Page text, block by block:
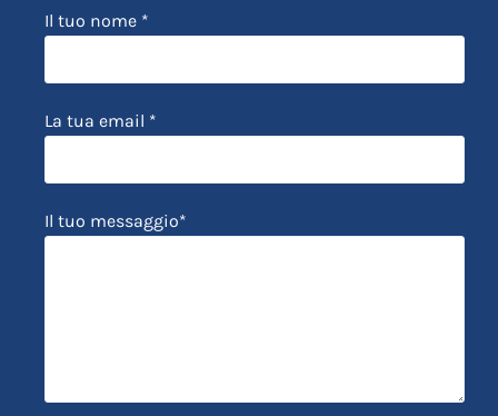
Il tuo nome *
La tua email *
Il tuo messaggio*